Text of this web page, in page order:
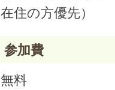
在住の方優先）
参加費
無料